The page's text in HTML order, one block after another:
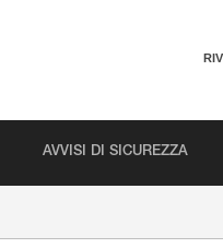
AVVISI DI SICUREZZA